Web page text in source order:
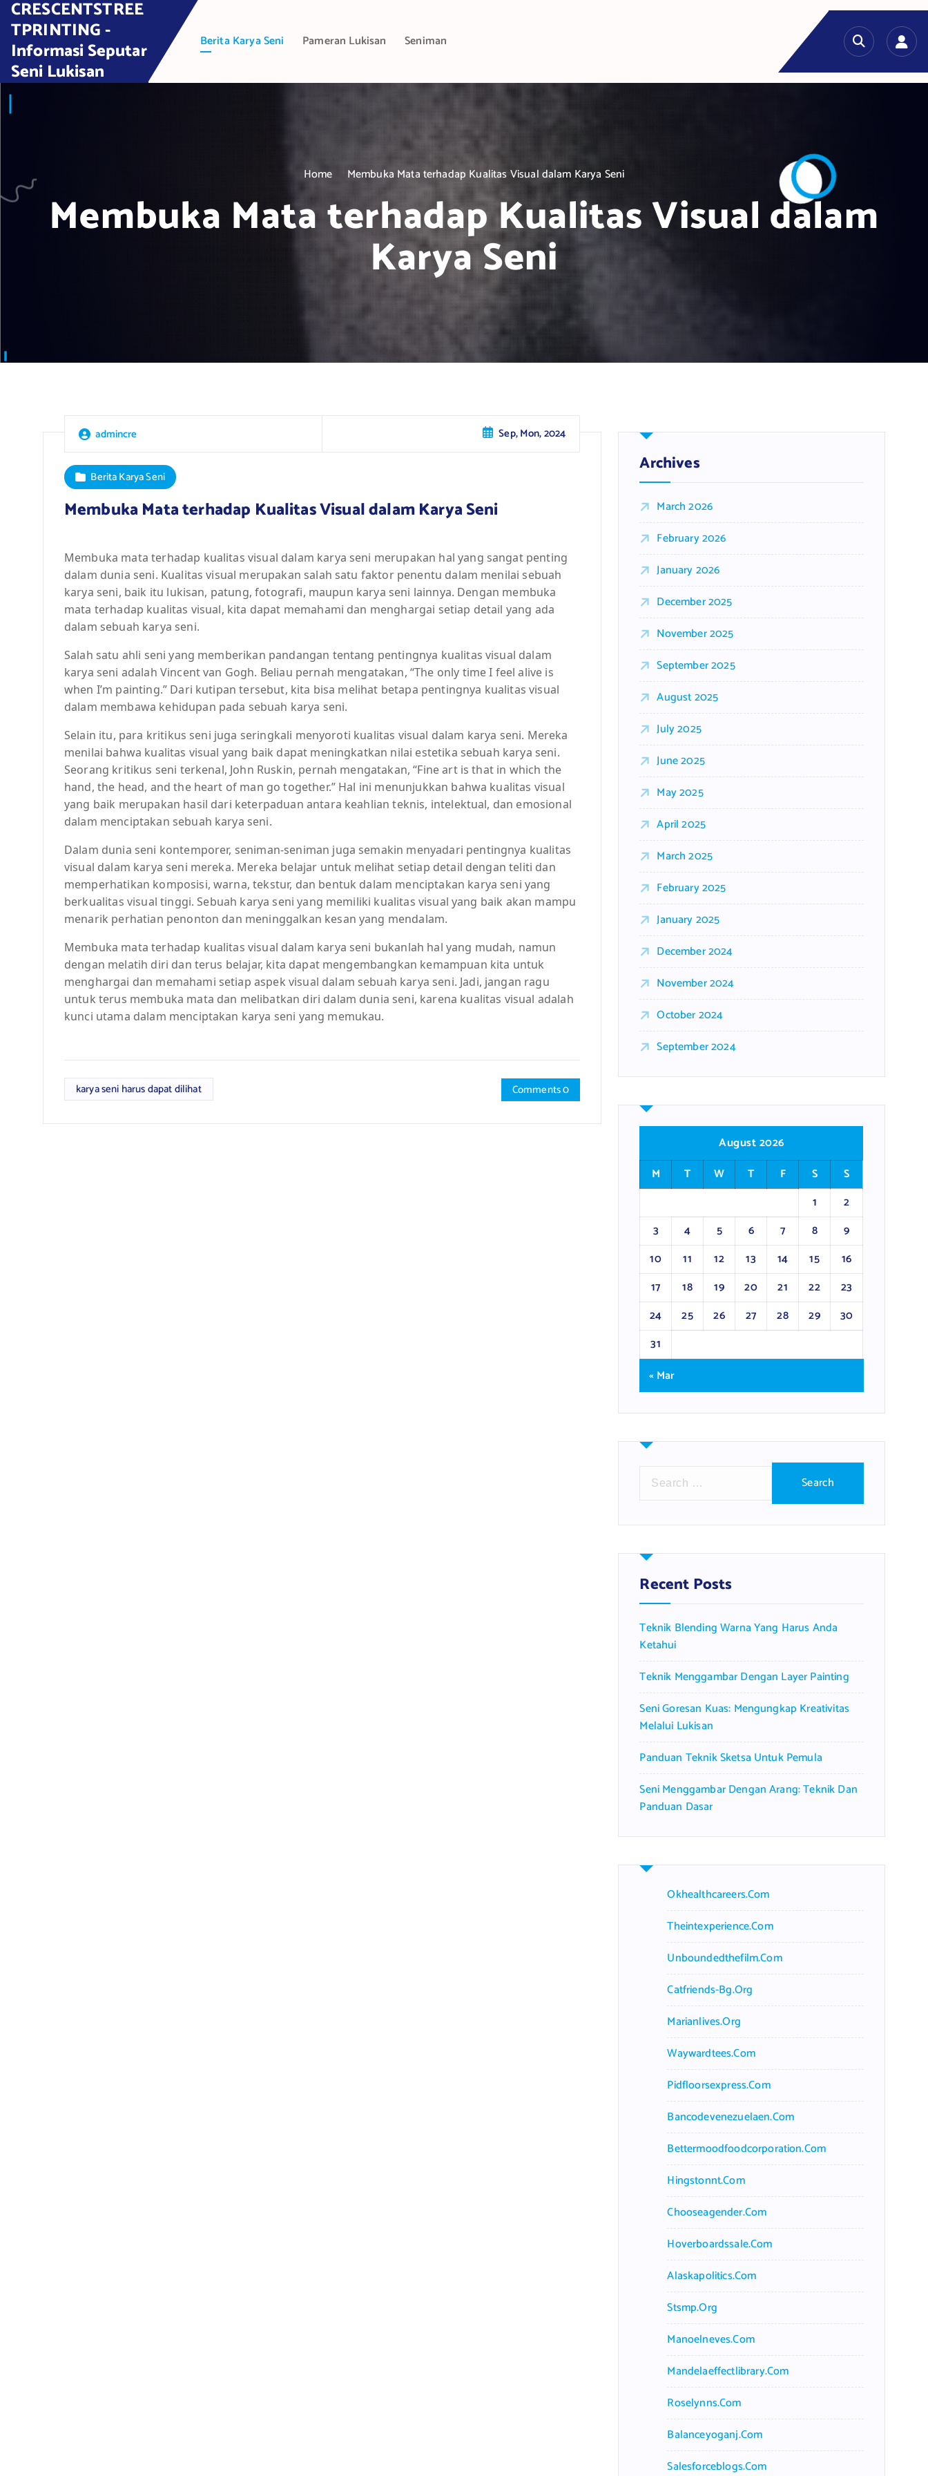
n
CRESCENTSTREE
TPRINTING -
Informasi Seputar
Seni Lukisan
Berita Karya Seni Pameran Lukisan Seniman
Home Membuka Mata terhadap Kualitas Visual dalam Karya Seni
Membuka Mata terhadap Kualitas Visual dalam
Karya Seni
admincre Sep, Mon, 2024
Berita Karya Seni
Membuka Mata terhadap Kualitas Visual dalam Karya Seni
Membuka mata terhadap kualitas visual dalam karya seni merupakan hal yang sangat penting
dalam dunia seni. Kualitas visual merupakan salah satu faktor penentu dalam menilai sebuah
karya seni, baik itu lukisan, patung, fotografi, maupun karya seni lainnya. Dengan membuka
mata terhadap kualitas visual, kita dapat memahami dan menghargai setiap detail yang ada
dalam sebuah karya seni.
Salah satu ahli seni yang memberikan pandangan tentang pentingnya kualitas visual dalam
karya seni adalah Vincent van Gogh. Beliau pernah mengatakan, “The only time I feel alive is
when I’m painting.” Dari kutipan tersebut, kita bisa melihat betapa pentingnya kualitas visual
dalam membawa kehidupan pada sebuah karya seni.
Selain itu, para kritikus seni juga seringkali menyoroti kualitas visual dalam karya seni. Mereka
menilai bahwa kualitas visual yang baik dapat meningkatkan nilai estetika sebuah karya seni.
Seorang kritikus seni terkenal, John Ruskin, pernah mengatakan, “Fine art is that in which the
hand, the head, and the heart of man go together.” Hal ini menunjukkan bahwa kualitas visual
yang baik merupakan hasil dari keterpaduan antara keahlian teknis, intelektual, dan emosional
dalam menciptakan sebuah karya seni.
Dalam dunia seni kontemporer, seniman-seniman juga semakin menyadari pentingnya kualitas
visual dalam karya seni mereka. Mereka belajar untuk melihat setiap detail dengan teliti dan
memperhatikan komposisi, warna, tekstur, dan bentuk dalam menciptakan karya seni yang
berkualitas visual tinggi. Sebuah karya seni yang memiliki kualitas visual yang baik akan mampu
menarik perhatian penonton dan meninggalkan kesan yang mendalam.
Membuka mata terhadap kualitas visual dalam karya seni bukanlah hal yang mudah, namun
dengan melatih diri dan terus belajar, kita dapat mengembangkan kemampuan kita untuk
menghargai dan memahami setiap aspek visual dalam sebuah karya seni. Jadi, jangan ragu
untuk terus membuka mata dan melibatkan diri dalam dunia seni, karena kualitas visual adalah
kunci utama dalam menciptakan karya seni yang memukau.
karya seni harus dapat dilihat Comments 0
Archives
March 2026
February 2026
January 2026
December 2025
November 2025
September 2025
August 2025
July 2025
June 2025
May 2025
April 2025
March 2025
February 2025
January 2025
December 2024
November 2024
October 2024
September 2024
August 2026
M
T W T F S
S
1
2
3
4 5 6 7 8
9
10
11 12 13 14 15
16
17
18 19 20 21 22
23
24
25 26 27 28 29
30
31
« Mar
r
h
f
o
:
Recent Posts
Teknik Blending Warna Yang Harus Anda
Ketahui
Teknik Menggambar Dengan Layer Painting
Seni Goresan Kuas: Mengungkap Kreativitas
Melalui Lukisan
Panduan Teknik Sketsa Untuk Pemula
Seni Menggambar Dengan Arang: Teknik Dan
Panduan Dasar
Okhealthcareers.com
Theintexperience.com
Unboundedthefilm.com
Catfriends-Bg.org
Marianlives.org
Waywardtees.com
Pidfloorsexpress.com
Bancodevenezuelaen.com
Bettermoodfoodcorporation.com
Hingstonnt.com
Chooseagender.com
Hoverboardssale.com
Alaskapolitics.com
Stsmp.org
Manoelneves.com
Mandelaeffectlibrary.com
Roselynns.com
Balanceyoganj.com
Salesforceblogs.com